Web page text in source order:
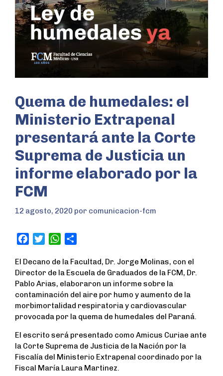
Quema de humedales: el
Ministerio Extrapenal
presentará ante la Corte
Suprema de Justicia un
informe elaborado por la
FCM
12 agosto, 2020 por comunicacion-fcm
c
e
b
o
o
k
i
t
t
e
r
W
a
t
s
A
p
p
a
r
e
El Decano de la Facultad, Dr. Jorge Molinas, con el
Director de la Escuela de Graduados de la FCM, Dr.
Pablo Arias, elaboraron un informe sobre la
contaminación del aire por humo y aumento de la
morbimortalidad respiratoria y cardiovascular
provocada por la quema de humedales del Paraná.
El escrito será presentado como Amicus Curiae ante
la Corte Suprema de Justicia de la Nación por la
Fiscalía del Ministerio Extrapenal coordinado por la
Fiscal María Laura Martinez.